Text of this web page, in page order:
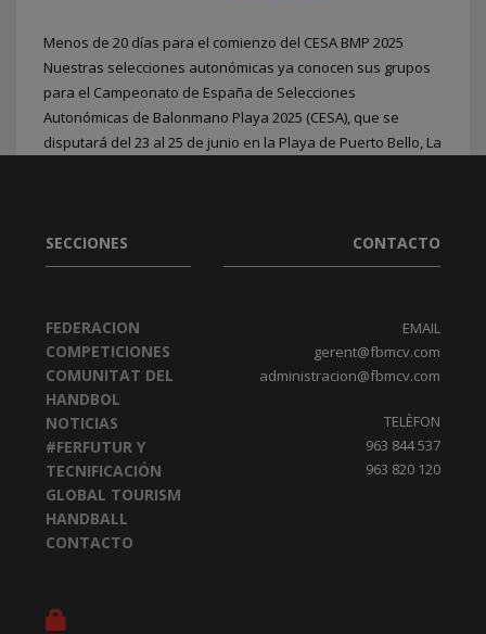
Menos de 20 días para el comienzo del CESA BMP 2025
Nuestras selecciones autonómicas ya conocen sus grupos
para el Campeonato de España de Selecciones
Autonómicas de Balonmano Playa 2025 (CESA), que se
disputará del 23 al 25 de junio en la Playa de Puerto Bello, La
1 2 3 4
SECCIONES
FEDERACION
COMPETICIONES
COMUNITAT DEL
HANDBOL
NOTICIAS
#FERFUTUR Y
TECNIFICACIÓN
GLOBAL TOURISM
HANDBALL
CONTACTO
CONTACTO
EMAIL
gerent@fbmcv.com
administracion@fbmcv.com
TELÈFON
963 844 537
963 820 120